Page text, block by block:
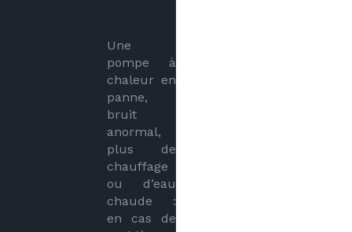
Une
pompe à
chaleur en
panne,
bruit
anormal,
plus de
chauffage
ou d’eau
chaude :
en cas de